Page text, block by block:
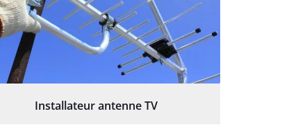
Installateur antenne TV